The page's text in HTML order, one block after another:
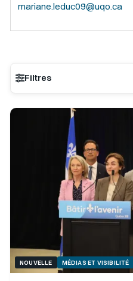
mariane.leduc09@uqo.ca
Filtres
Récent Ancien
NOUVELLE MÉDIAS ET VISIBILITÉ